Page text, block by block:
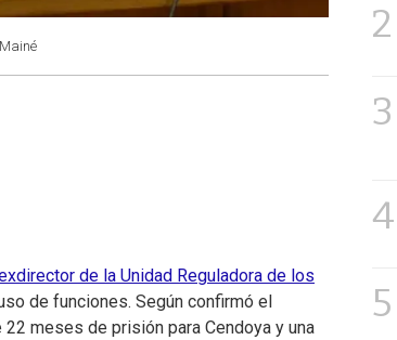
de la Unidad Reguladora de los
de funciones. Según confirmó el
meses de prisión para Cendoya y una
2
3
4
5